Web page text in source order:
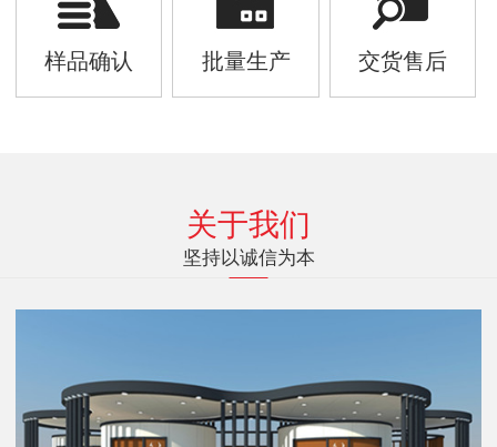
样品确认 批量生产 交货售后
关于我们
坚持以诚信为本